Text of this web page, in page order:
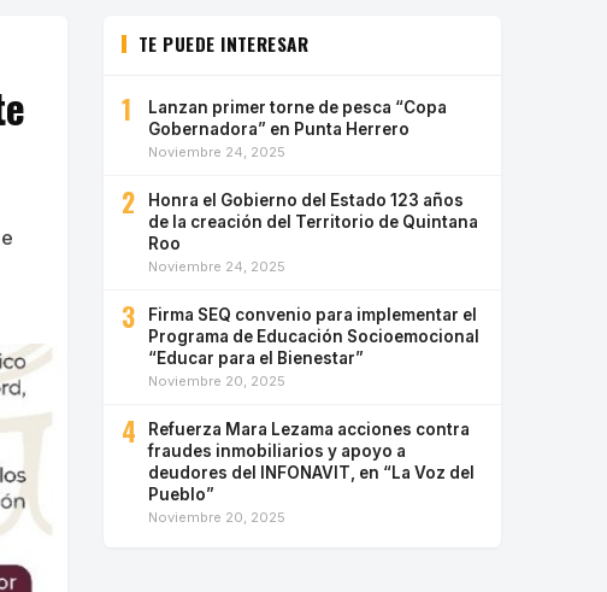
TE PUEDE INTERESAR
1
Lanzan primer torne de pesca “Copa
Gobernadora” en Punta Herrero
Noviembre 24, 2025
2
Honra el Gobierno del Estado 123 años
de la creación del Territorio de Quintana
Roo
Noviembre 24, 2025
3
Firma SEQ convenio para implementar el
Programa de Educación Socioemocional
“Educar para el Bienestar”
Noviembre 20, 2025
4
Refuerza Mara Lezama acciones contra
fraudes inmobiliarios y apoyo a
deudores del INFONAVIT, en “La Voz del
Pueblo”
Noviembre 20, 2025